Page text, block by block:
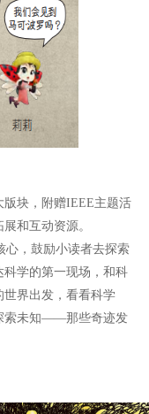
块，附赠IEEE主题活
和互动资源。
心，鼓励小读者去探索
学的第一现场，和科
界出发，看看科学
索未知——那些奇迹发